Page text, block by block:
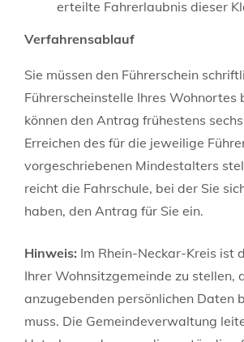
erteilte Fahrerlaubnis dieser
Verfahrensablauf
Sie müssen den Führerschein
Führerscheinstelle Ihres Wohnortes
können den Antrag frühestens
Erreichen des für die jeweilige
vorgeschriebenen Mindestalters
reicht die Fahrschule, bei der Sie
haben, den Antrag für Sie ein.
Hinweis: Im Rhein-Neckar-Kreis ist
Ihrer Wohnsitzgemeinde zu stellen,
anzugebenden persönlichen Daten
muss. Die Gemeindeverwaltung